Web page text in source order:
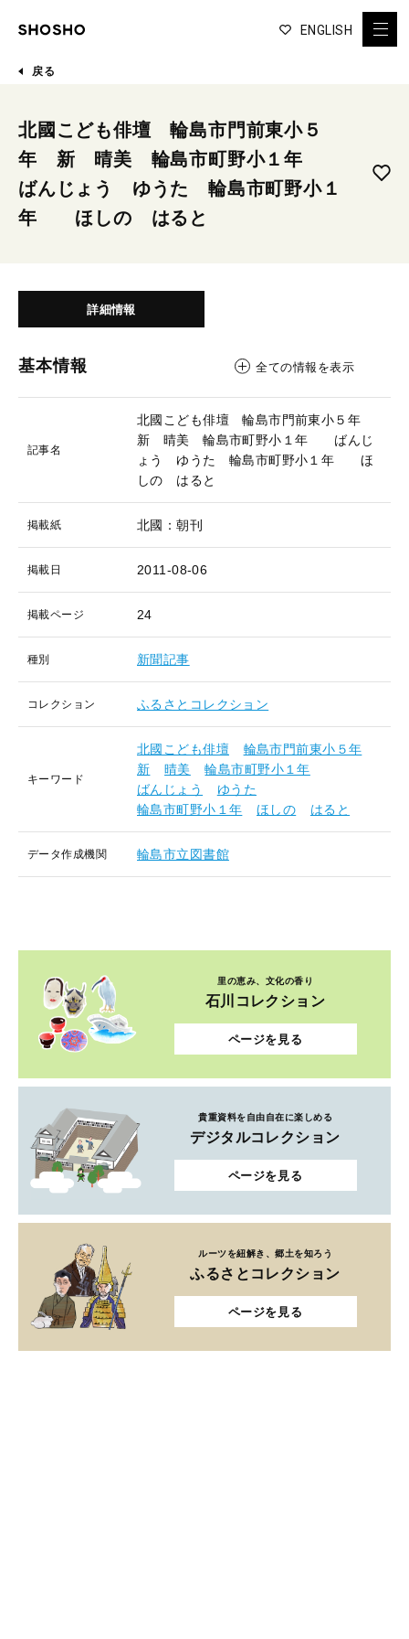
ENGLISH
戻る
北國こども俳壇 輪島市門前東小５
年 新 晴美 輪島市町野小１年
ばんじょう ゆうた 輪島市町野小１
年 ほしの はると
詳細情報
基本情報 全ての情報を表示
記事名
北國こども俳壇 輪島市門前東小５年
新 晴美 輪島市町野小１年 ばんじ
ょう ゆうた 輪島市町野小１年 ほ
しの はると
掲載紙 北國：朝刊
掲載日 2011-08-06
掲載ページ 24
種別 新聞記事
コレクション ふるさとコレクション
キーワード
北國こども俳壇
輪島市門前東小５年
新
晴美
輪島市町野小１年
ばんじょう
ゆうた
輪島市町野小１年
ほしの はると
データ作成機関 輪島市立図書館
里の恵み、文化の香り
石川コレクション
ページを見る
貴重資料を自由自在に楽しめる
デジタルコレクション
ページを見る
ルーツを紐解き、郷土を知ろう
ふるさとコレクション
ページを見る